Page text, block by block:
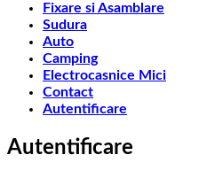
Fixare si Asamblare
Sudura
Auto
Camping
Electrocasnice Mici
Contact
Autentificare
Autentificare